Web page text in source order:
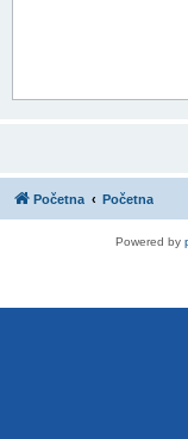
Početna Početna
Powered by